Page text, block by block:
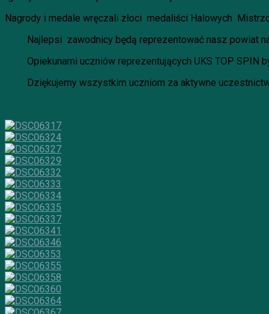
Nagrody i medale wręczali złoci medaliści Halowych
Najlepsi zawodnicy będą reprezentować nasz powiat
Opiekunami uczniów reprezentujących UKS TOP SPIN
Dziękujemy wszystkim uczniom za aktywne